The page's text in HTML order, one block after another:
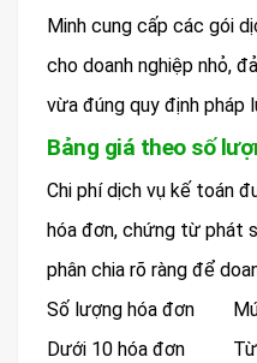
Minh cung cấp các gói
cho doanh nghiệp nhỏ,
vừa đúng quy định pháp
Bảng giá theo số
Chi phí dịch vụ kế toán
hóa đơn, chứng từ phát
phân chia rõ ràng để
Số lượng hóa đơn
Dưới 10 hóa đơn